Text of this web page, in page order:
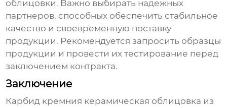
облицовки. Важно выбирать надежных
партнеров, способных обеспечить стабильное
качество и своевременную поставку
продукции. Рекомендуется запросить образцы
продукции и провести их тестирование перед
заключением контракта.
Заключение
Карбид кремния керамическая облицовка из